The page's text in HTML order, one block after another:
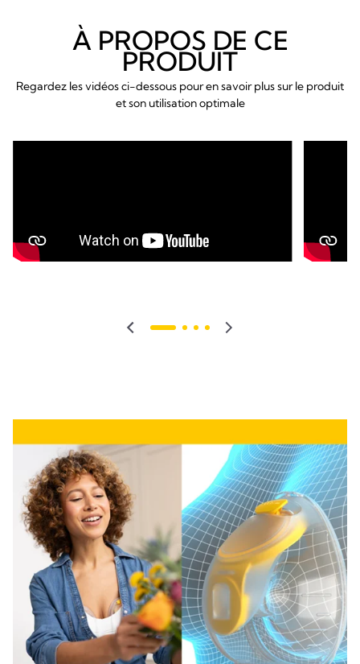
À PROPOS DE CE
PRODUIT
Regardez les vidéos ci-dessous pour en savoir plus sur le produit
et son utilisation optimale